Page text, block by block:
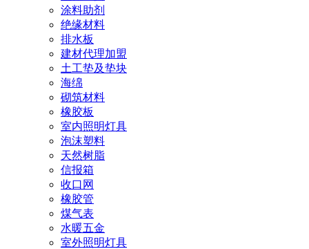
涂料助剂
绝缘材料
排水板
建材代理加盟
土工垫及垫块
海绵
砌筑材料
橡胶板
室内照明灯具
泡沫塑料
天然树脂
信报箱
收口网
橡胶管
煤气表
水暖五金
室外照明灯具